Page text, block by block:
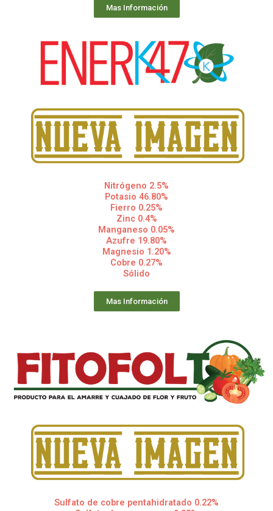
Mas Información
Nitrógeno 2.5%
Potasio 46.80%
Fierro 0.25%
Zinc 0.4%
Manganeso 0.05%
Azufre 19.80%
Magnesio 1.20%
Cobre 0.27%
Sólido
Mas Información
Sulfato de cobre pentahidratado 0.22%